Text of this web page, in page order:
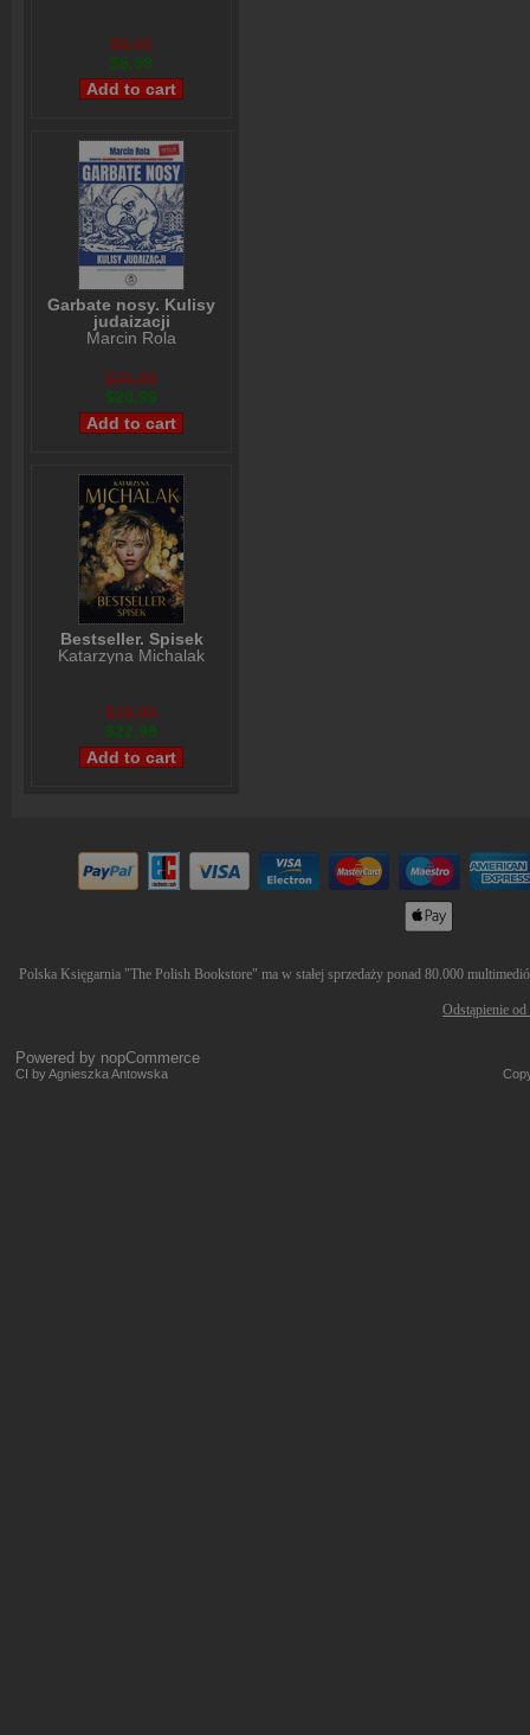
$8,00
$6,99
Garbate nosy. Kulisy
judaizacji
Marcin Rola
$26,99
$20,99
Bestseller. Spisek
Katarzyna Michalak
$29,99
$22,99
Polska Księgarnia "The Polish Bookstore" ma w stałej sprzedaży ponad 80.000
Odstąpienie
Powered by nopCommerce
CI by Agnieszka Antowska